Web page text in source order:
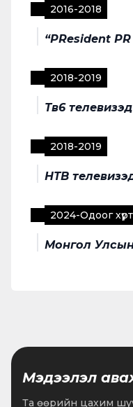
2016-2018
“PResident
2018-2019
Тв6
2018-2019
НТВ
2024-Одоог
Монгол Улсын
Мэдээлэл
Та өөрийн цахим